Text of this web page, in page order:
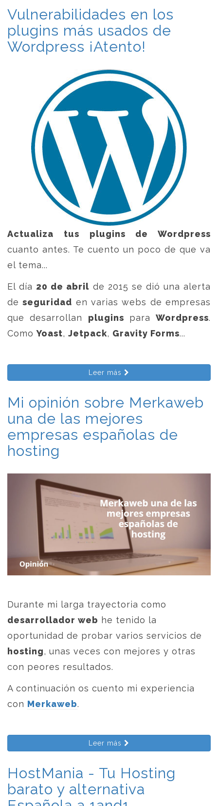
Vulnerabilidades en los
plugins más usados de
Wordpress ¡Atento!
Actualiza tus plugins de Wordpress
cuanto antes. Te cuento un poco de que va
el tema...
El día 20 de abril de 2015 se dió una alerta
deseguridad en varias webs de empresas
que desarrollan plugins para Wordpress.
ComoYoast, Jetpack, Gravity Forms...
Leer más
Mi opinión sobre Merkaweb
una de las mejores
empresas españolas de
hosting
Durante mi larga trayectoria como
desarrollador web he tenido la
oportunidad de probar varios servicios de
hosting, unas veces con mejores y otras
con peores resultados.
A continuación os cuento mi experiencia
con Merkaweb.
Leer más
HostMania - Tu Hosting
barato y alternativa